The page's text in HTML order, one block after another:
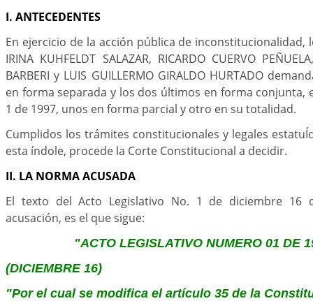
I. ANTECEDENTES
En ejercicio de la acción pública de inconstitucionalidad,
IRINA KUHFELDT SALAZAR, RICARDO CUERVO
BARBERI y LUIS GUILLERMO GIRALDO HURTADO
en forma separada y los dos últimos en forma conjunta,
1 de 1997, unos en forma parcial y otro en su totalidad.
Cumplidos los trámites constitucionales y legales
esta índole, procede la Corte Constitucional a decidir.
II. LA NORMA ACUSADA
El texto del Acto Legislativo No. 1 de diciembre 16
acusación, es el que sigue:
"ACTO LEGISLATIVO NUMERO 01 DE
(DICIEMBRE 16)
"Por el cual se modifica el artículo 35 de la